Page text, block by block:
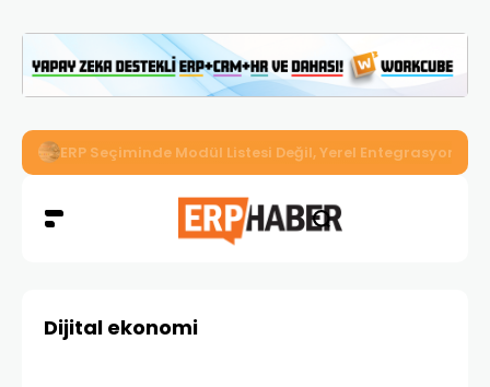
İkizler Aydınlatma, Workcube ERP ile Üretim, Satış ve
Dijital ekonomi